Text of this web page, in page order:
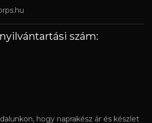
szám:
hogy naprakész ár és készlet